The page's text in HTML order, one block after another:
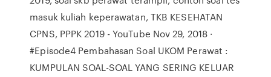
masuk kuliah keperawatan, TKB KESEHATAN
CPNS, PPPK 2019 - YouTube Nov 29, 2018 ·
#Episode4 Pembahasan Soal UKOM Perawat :
KUMPULAN SOAL-SOAL YANG SERING KELUAR